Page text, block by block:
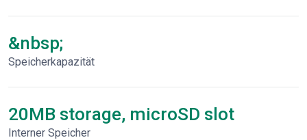
&nbsp;
Speicherkapazität
20MB storage, microSD slot
Interner Speicher